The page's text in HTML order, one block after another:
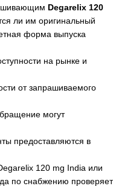
Degarelix 120
ли им оригинальный
форма выпуска
на рынке и
от запрашиваемого
могут
предоставляются в
120 mg India или
по снабжению проверяет